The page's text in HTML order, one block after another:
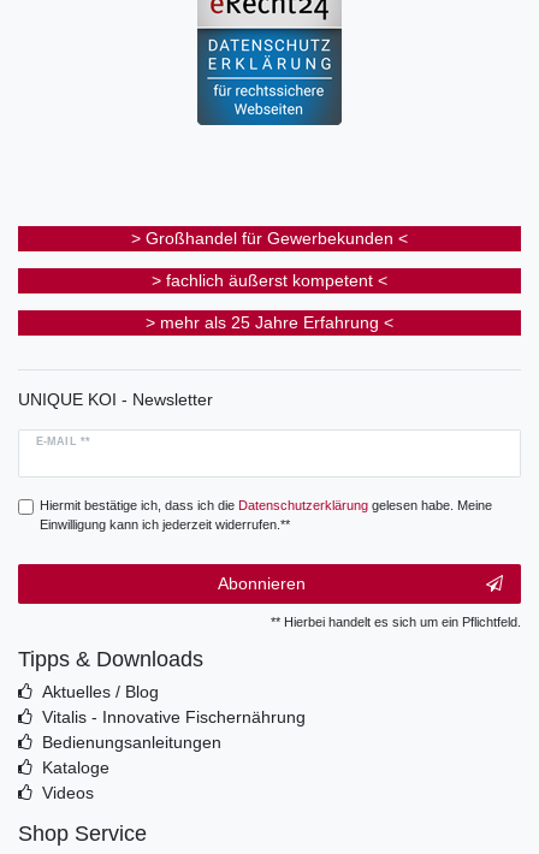
> Großhandel für Gewerbekunden <
> fachlich äußerst kompetent <
> mehr als 25 Jahre Erfahrung <
UNIQUE KOI - Newsletter
E-MAIL **
Hiermit bestätige ich, dass ich die Daten­schutz­erklärunggelesen habe. Meine
Einwilligung kann ich jederzeit widerrufen.**
Abonnieren
** Hierbei handelt es sich um ein Pflichtfeld.
Tipps & Downloads
Aktuelles / Blog
Vitalis - Innovative Fischernährung
Bedienungsanleitungen
Kataloge
Videos
Shop Service